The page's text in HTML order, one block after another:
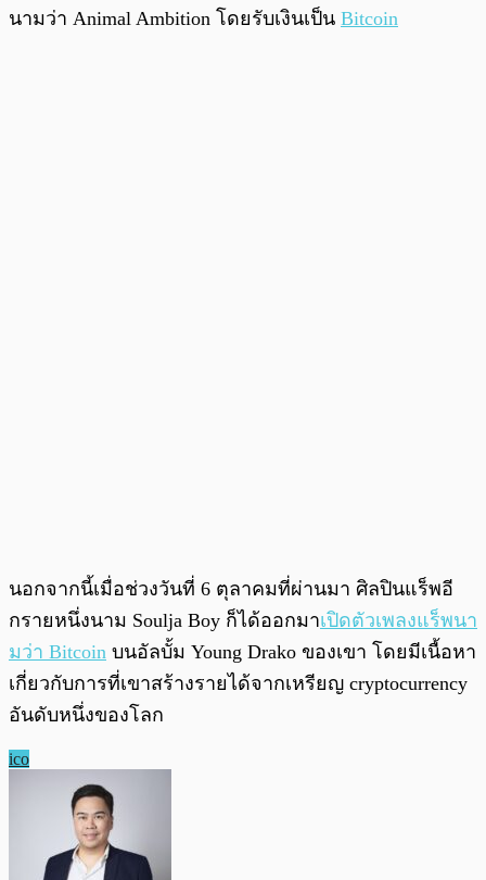
นามว่า Animal Ambition โดยรับเงินเป็น Bitcoin
นอกจากนี้เมื่อช่วงวันที่ 6 ตุลาคมที่ผ่านมา ศิลปินแร็พอี
กรายหนึ่งนาม Soulja Boy ก็ได้ออกมาเปิดตัวเพลงแร็พนา
มว่า Bitcoin บนอัลบั้ม Young Drako ของเขา โดยมีเนื้อหา
เกี่ยวกับการที่เขาสร้างรายได้จากเหรียญ cryptocurrency
อันดับหนึ่งของโลก
ico